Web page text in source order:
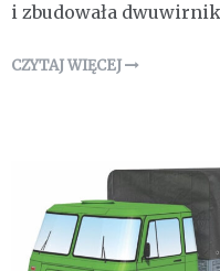
i zbudowała
CZYTAJ WIĘCEJ